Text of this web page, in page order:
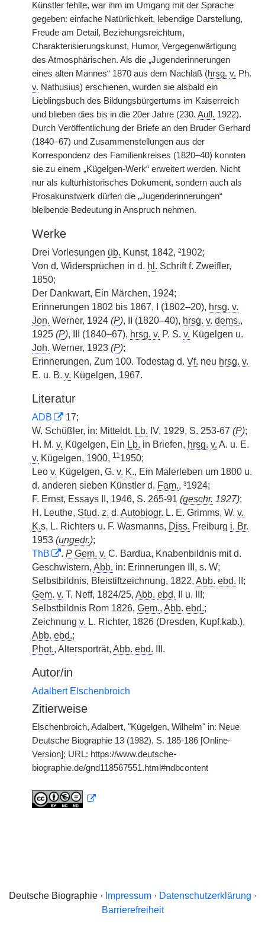
Künstler fehlte, war ihm im Umgang mit der Sprache
gegeben: einfache Natürlichkeit, lebendige Darstellung,
Freude am Detail, Beziehungsreichtum,
Charakterisierungskunst, Humor, Vergegenwärtigung
des Atmosphärischen. Als die „Jugenderinnerungen
eines alten Mannes“ 1870 aus dem Nachlaß (hrsg. v. Ph.
v. Nathusius) erschienen, wurden sie alsbald ein
Lieblingsbuch des Bildungsbürgertums im Kaiserreich
und blieben dies bis in die 20er Jahre (230. Aufl. 1922).
Durch Veröffentlichung der Briefe an den Bruder Gerhard
(1840–67) und Zusammenstellungen aus der
Korrespondenz des Familienkreises (1820–40) konnten
sie zu einem „Kügelgen-Werk“ erweitert werden. Nicht
nur als kulturhistorisches Dokument, sondern auch als
Prosakunstwerk dürfen die „Jugenderinnerungen“
bleibende Bedeutung in Anspruch nehmen.
Werke
Drei Vorlesungen üb. Kunst, 1842, ²1902;
Von d. Widersprüchen in d. hl. Schrift f. Zweifler,
1850;
Der Dankwart, Ein Märchen, 1924;
Erinnerungen 1802 bis 1867, I (1802–20), hrsg. v.
Jon. Werner, 1924 (P), II (1820–40), hrsg. v. dems.,
1925 (P), III (1840–67), hrsg. v. P. S. v. Kügelgen u.
Joh. Werner, 1923 (P);
Erinnerungen, Zum 100. Todestag d. Vf. neu hrsg. v.
E. u. B. v. Kügelgen, 1967.
Literatur
ADB
17;
W. Schüßler, in: Mitteldt. Lb. IV, 1929, S. 253-67 (P);
H. M. v. Kügelgen, Ein Lb. in Briefen, hrsg. v. A. u. E.
v. Kügelgen, 1900, 111950;
Leo v. Kügelgen, G. v. K., Ein Malerleben um 1800 u.
d. anderen sieben Künstler d. Fam., ³1924;
F. Ernst, Essays II, 1946, S. 265-91 (geschr. 1927);
H. Leuthe, Stud. z. d. Autobiogr. L. E. Grimms, W. v.
K.s, L. Richters u. F. Wasmanns, Diss. Freiburg i. Br.
1953 (ungedr.);
ThB
. P Gem. v. C. Bardua, Knabenbildnis mit d.
Geschwistern, Abb. in: Erinnerungen III, s. W;
Selbstbildnis, Bleistiftzeichnung, 1822, Abb. ebd. II;
Gem. v. T. Neff, 1824/25, Abb. ebd. II u. III;
Selbstbildnis Rom 1826, Gem., Abb. ebd.;
Zeichnung v. L. Richter, 1826 (Dresden, Kupf.kab.),
Abb. ebd.;
Phot., Altersporträt, Abb. ebd. III.
Autor/in
Adalbert Elschenbroich
Zitierweise
Elschenbroich, Adalbert, "Kügelgen, Wilhelm" in: Neue
Deutsche Biographie 13 (1982), S. 185-186 [Online-
Version]; URL: https://www.deutsche-
biographie.de/gnd118567551.html#ndbcontent
Deutsche Biographie · Impressum· Datenschutzerklärung ·
Barrierefreiheit